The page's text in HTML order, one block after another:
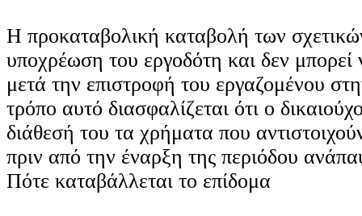
Η προκαταβολική καταβολή των
υποχρέωση του εργοδότη και δεν μπορεί
μετά την επιστροφή του εργαζομένου
τρόπο αυτό διασφαλίζεται ότι ο
διάθεσή του τα χρήματα που
πριν από την έναρξη της περιόδου
Πότε καταβάλλεται το επίδομα